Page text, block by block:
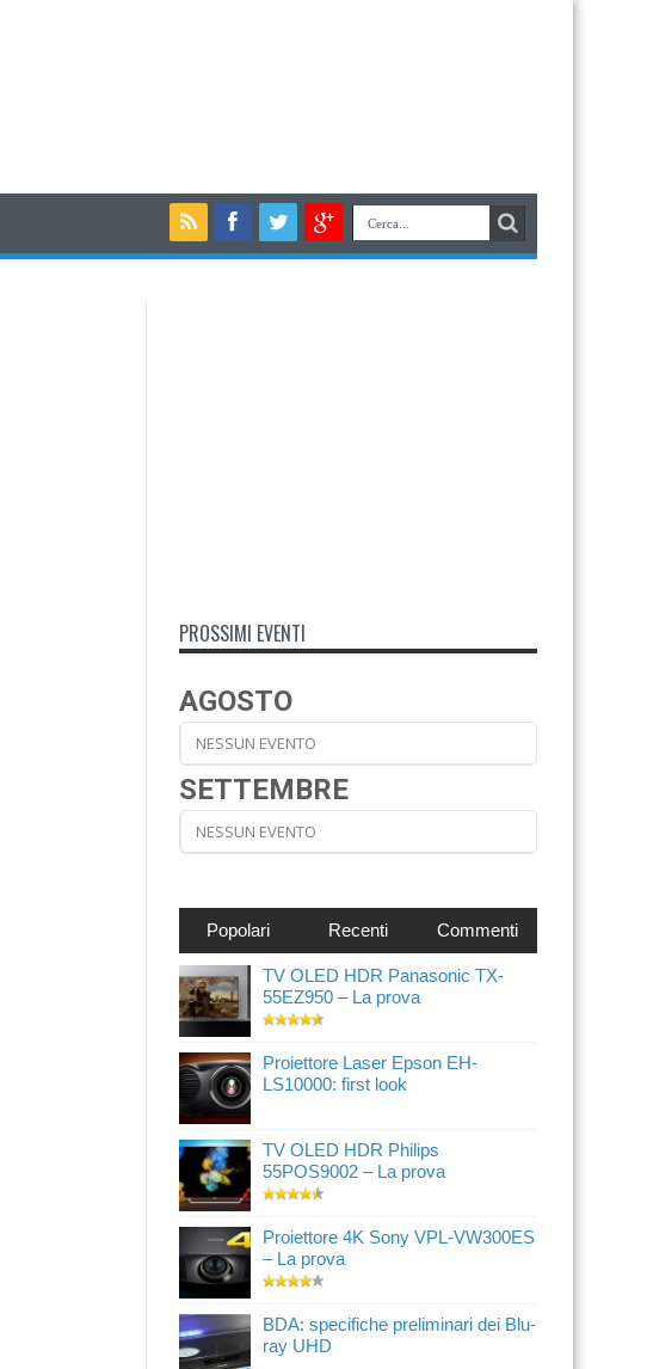
PROSSIMI EVENTI
AGOSTO
NESSUN EVENTO
SETTEMBRE
NESSUN EVENTO
Popolari Recenti Commenti
TV OLED HDR Panasonic TX-
55EZ950 – La prova
Proiettore Laser Epson EH-
LS10000: first look
TV OLED HDR Philips
55POS9002 – La prova
Proiettore 4K Sony VPL-VW300ES
– La prova
BDA: specifiche preliminari dei Blu-
ray UHD